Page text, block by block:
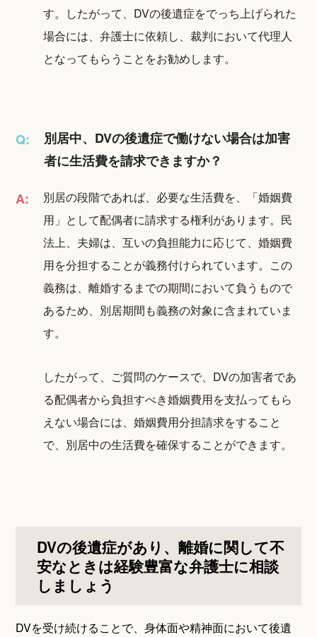
す。したがって、DVの後遺症をでっち上げられた
場合には、弁護士に依頼し、裁判において代理人
となってもらうことをお勧めします。
Q:
別居中、DVの後遺症で働けない場合は加害
者に生活費を請求できますか？
A:
別居の段階であれば、必要な生活費を、「婚姻費
用」として配偶者に請求する権利があります。民
法上、夫婦は、互いの負担能力に応じて、婚姻費
用を分担することが義務付けられています。この
義務は、離婚するまでの期間において負うもので
あるため、別居期間も義務の対象に含まれていま
す。
したがって、ご質問のケースで、DVの加害者であ
る配偶者から負担すべき婚姻費用を支払ってもら
えない場合には、婚姻費用分担請求をすること
で、別居中の生活費を確保することができます。
DVの後遺症があり、離婚に関して不
安なときは経験豊富な弁護士に相談
しましょう
DVを受け続けることで、身体面や精神面において後遺